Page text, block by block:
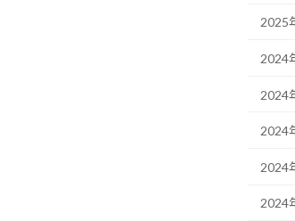
2025
2024
2024
2024
2024
2024